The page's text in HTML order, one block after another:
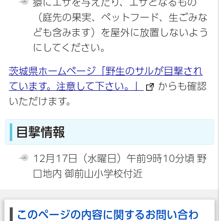
猿にエサを与えたり、エサとなるもの
（庭先の果実、ペットフード、生ごみな
ども含みます）を屋外に放置しないよう
にしてください。
茨城県ホームページ「野生のサルが目撃され
ています。注意して下さい。」
からも確認
いただけます。
目撃情報
12月17日（水曜日）午前9時10分頃 野
口地内 御前山小学校付近
このページの内容に関するお問い合わ